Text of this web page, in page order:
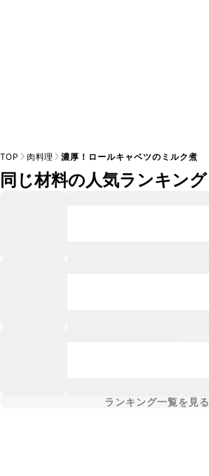
TOP 肉料理 濃厚！ロールキャベツのミルク煮
同じ材料の人気ランキング
ランキング一覧を見る